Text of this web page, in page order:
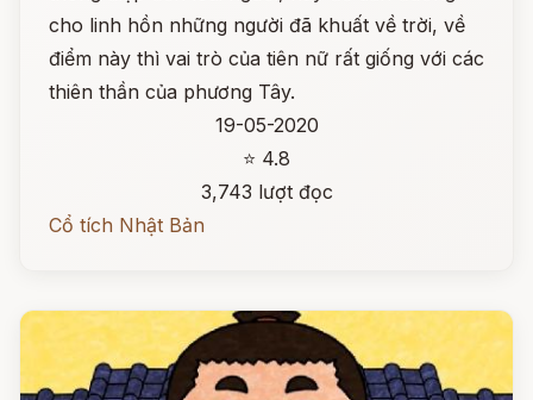
cho linh hồn những người đã khuất về trời, về
điểm này thì vai trò của tiên nữ rất giống với các
thiên thần của phương Tây.
19-05-2020
⭐ 4.8
3,743 lượt đọc
Cổ tích Nhật Bản